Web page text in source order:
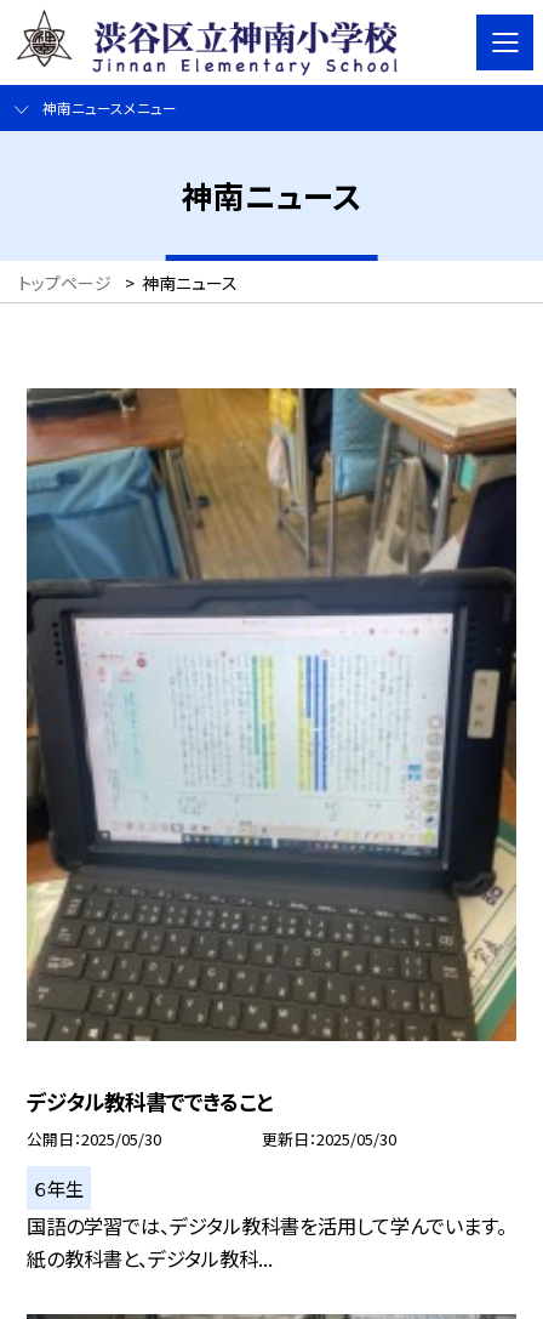
神南ニュースメニュー
神南ニュース
トップページ > 神南ニュース
デジタル教科書でできること
公開日 2025/05/30 更新日 2025/05/30
６年生
国語の学習では、デジタル教科書を活用して学んでいます。
紙の教科書と、デジタル教科...